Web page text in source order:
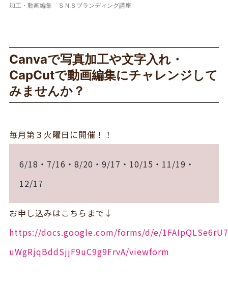
加工・動画編集 ＳＮＳブランディング講座
Canvaで写真加工や文字入れ・
CapCutで動画編集にチャレンジして
みませんか？
毎月第３火曜日に開催！！
6/18・7/16・8/20・9/17・10/15・11/19・
12/17
お申し込みはこちらまで↓
https://docs.google.com/forms/d/e/
uWgRjqBddSjjF9uC9g9FrvA/viewform